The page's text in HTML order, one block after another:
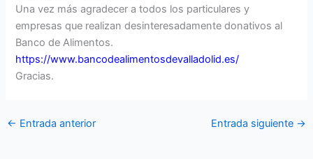
Una vez más agradecer a todos los particulares y
empresas que realizan desinteresadamente donativos al
Banco de Alimentos.
https://www.bancodealimentosdevalladolid.es/
Gracias.
← Entrada anterior Entrada siguiente →